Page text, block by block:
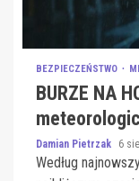
BEZPIECZEŃSTWO
BURZE NA
Damian Pietrzak 6
Według